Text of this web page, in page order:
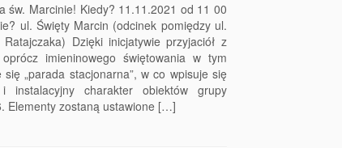
św. Marcinie! Kiedy? 11.11.2021 od 11 00
ul. Święty Marcin (odcinek pomiędzy ul.
Dzięki inicjatywie przyjaciół z
imieninowego świętowania w tym
się „parada stacjonarna”, w co wpisuje się
i instalacyjny charakter obiektów grupy
Elementy zostaną ustawione […]